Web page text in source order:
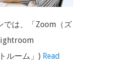
では、「Zoom（ズ
ルーム」) Read